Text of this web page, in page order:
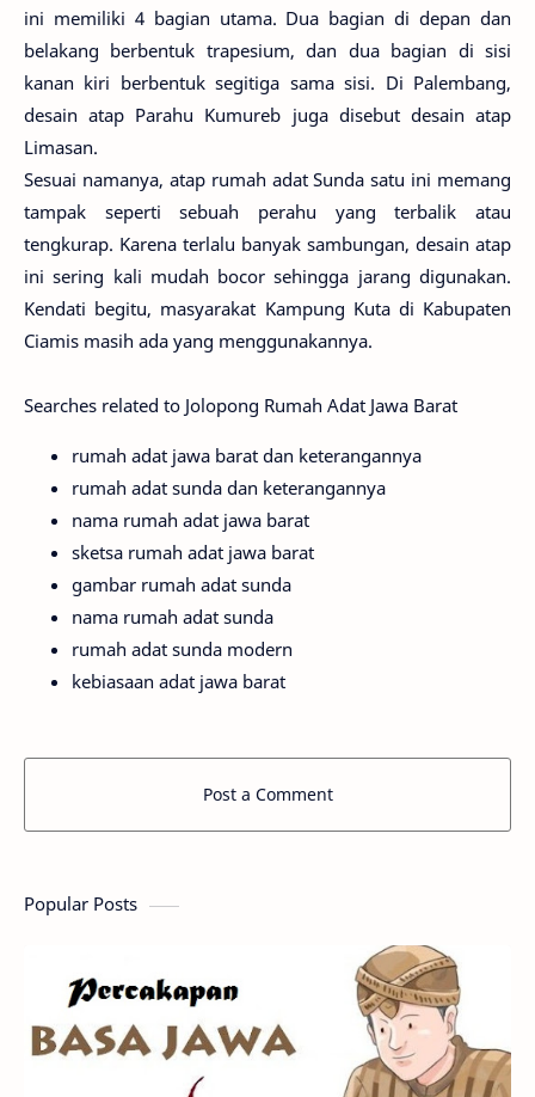
ini memiliki 4 bagian utama. Dua bagian di depan dan
belakang berbentuk trapesium, dan dua bagian di sisi
kanan kiri berbentuk segitiga sama sisi. Di Palembang,
desain atap Parahu Kumureb juga disebut desain atap
Limasan.
Sesuai namanya, atap rumah adat Sunda satu ini memang
tampak seperti sebuah perahu yang terbalik atau
tengkurap. Karena terlalu banyak sambungan, desain atap
ini sering kali mudah bocor sehingga jarang digunakan.
Kendati begitu, masyarakat Kampung Kuta di Kabupaten
Ciamis masih ada yang menggunakannya.
Searches related to Jolopong Rumah Adat Jawa Barat
rumah adat jawa barat dan keterangannya
rumah adat sunda dan keterangannya
nama rumah adat jawa barat
sketsa rumah adat jawa barat
gambar rumah adat sunda
nama rumah adat sunda
rumah adat sunda modern
kebiasaan adat jawa barat
Post a Comment
Popular Posts